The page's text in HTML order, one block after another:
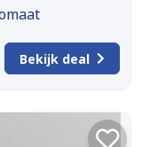
Bekijk deal